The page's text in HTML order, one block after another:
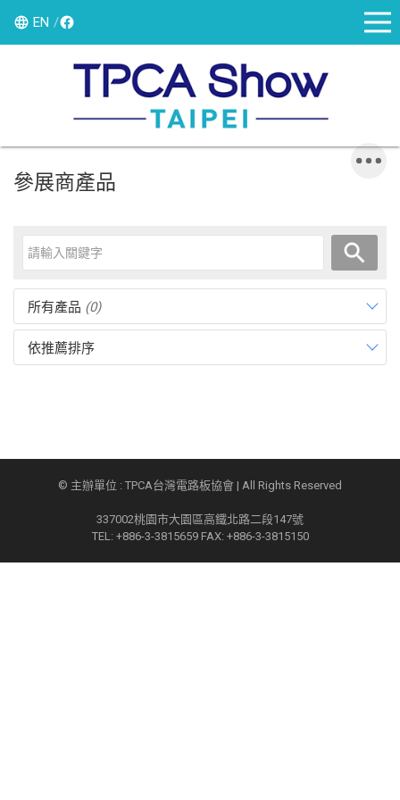
EN
參展商產品
所有產品 (0)
依推薦排序
© 主辦單位 : TPCA台灣電路板協會 | All Rights Reserved
337002桃園市大園區高鐵北路二段147號
TEL: +886-3-3815659 FAX: +886-3-3815150